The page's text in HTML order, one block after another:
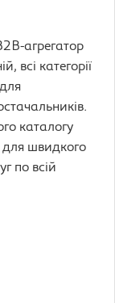
агрегатор
всі категорії
каталогу
швидкого
по всій